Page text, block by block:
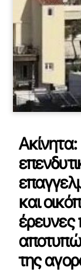
Ακίνητα:
και
έρευνες
της